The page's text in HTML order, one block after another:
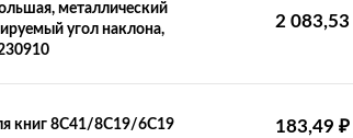
металлический
угол наклона,
2 083,53
книг 8С41/8С19/6С19 183,49 ₽